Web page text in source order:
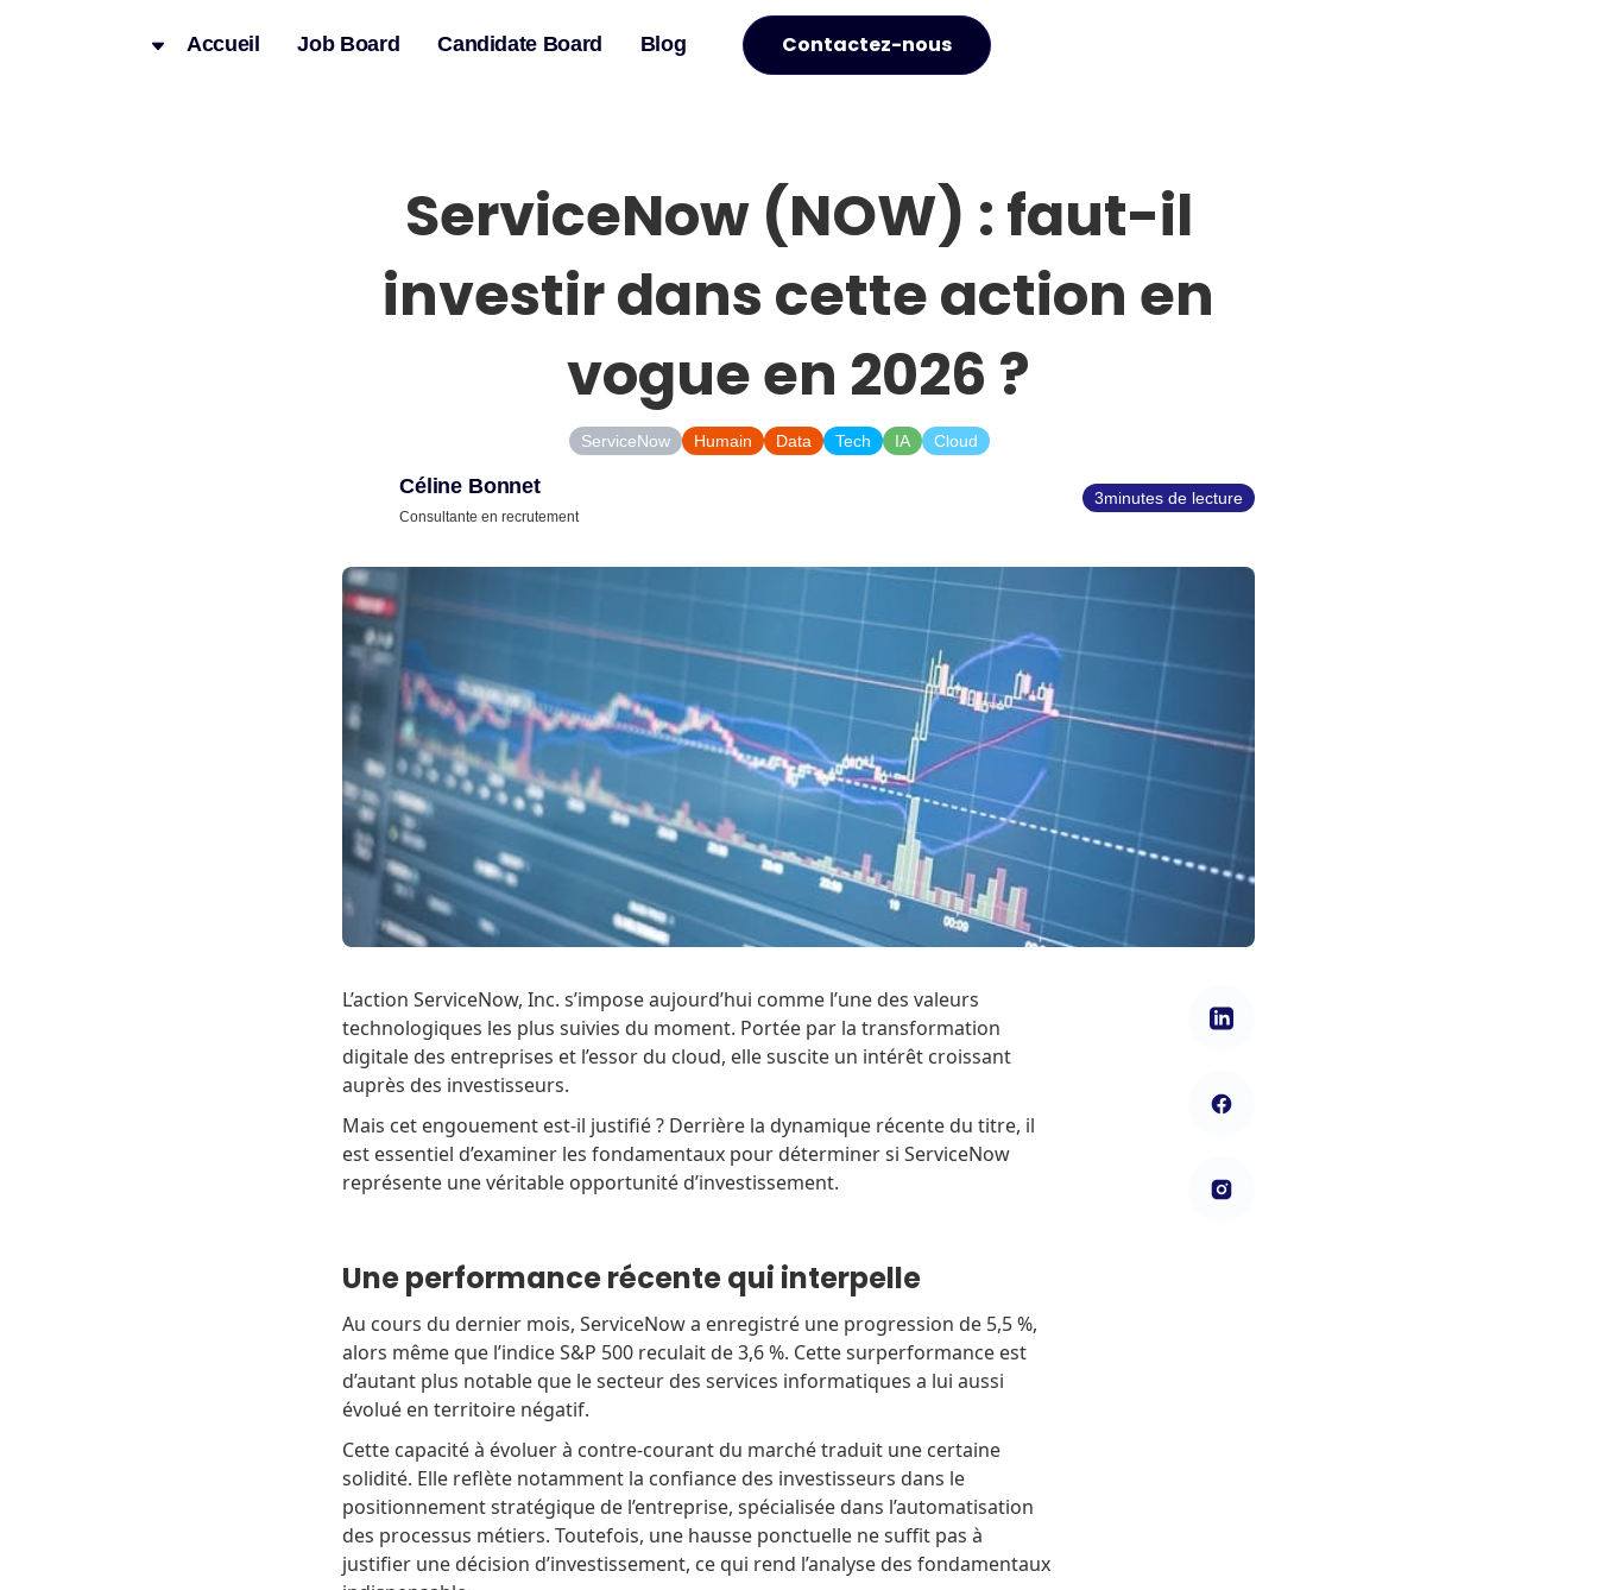
Accueil Job Board Candidate Board Blog Contactez-nous
ServiceNow (NOW) : faut-il
investir dans cette action en
vogue en 2026 ?
ServiceNow Humain Data Tech IA Cloud
Céline Bonnet
Consultante en recrutement
3minutes de lecture
L’action ServiceNow, Inc. s’impose aujourd’hui comme l’une des valeurs
technologiques les plus suivies du moment. Portée par la transformation
digitale des entreprises et l’essor du cloud, elle suscite un intérêt croissant
auprès des investisseurs.
Mais cet engouement est-il justifié ? Derrière la dynamique récente du titre, il
est essentiel d’examiner les fondamentaux pour déterminer si ServiceNow
représente une véritable opportunité d’investissement.
Une performance récente qui interpelle
Au cours du dernier mois, ServiceNow a enregistré une progression de 5,5 %,
alors même que l’indice S&P 500 reculait de 3,6 %. Cette surperformance est
d’autant plus notable que le secteur des services informatiques a lui aussi
évolué en territoire négatif.
Cette capacité à évoluer à contre-courant du marché traduit une certaine
solidité. Elle reflète notamment la confiance des investisseurs dans le
positionnement stratégique de l’entreprise, spécialisée dans l’automatisation
des processus métiers. Toutefois, une hausse ponctuelle ne suffit pas à
justifier une décision d’investissement, ce qui rend l’analyse des fondamentaux